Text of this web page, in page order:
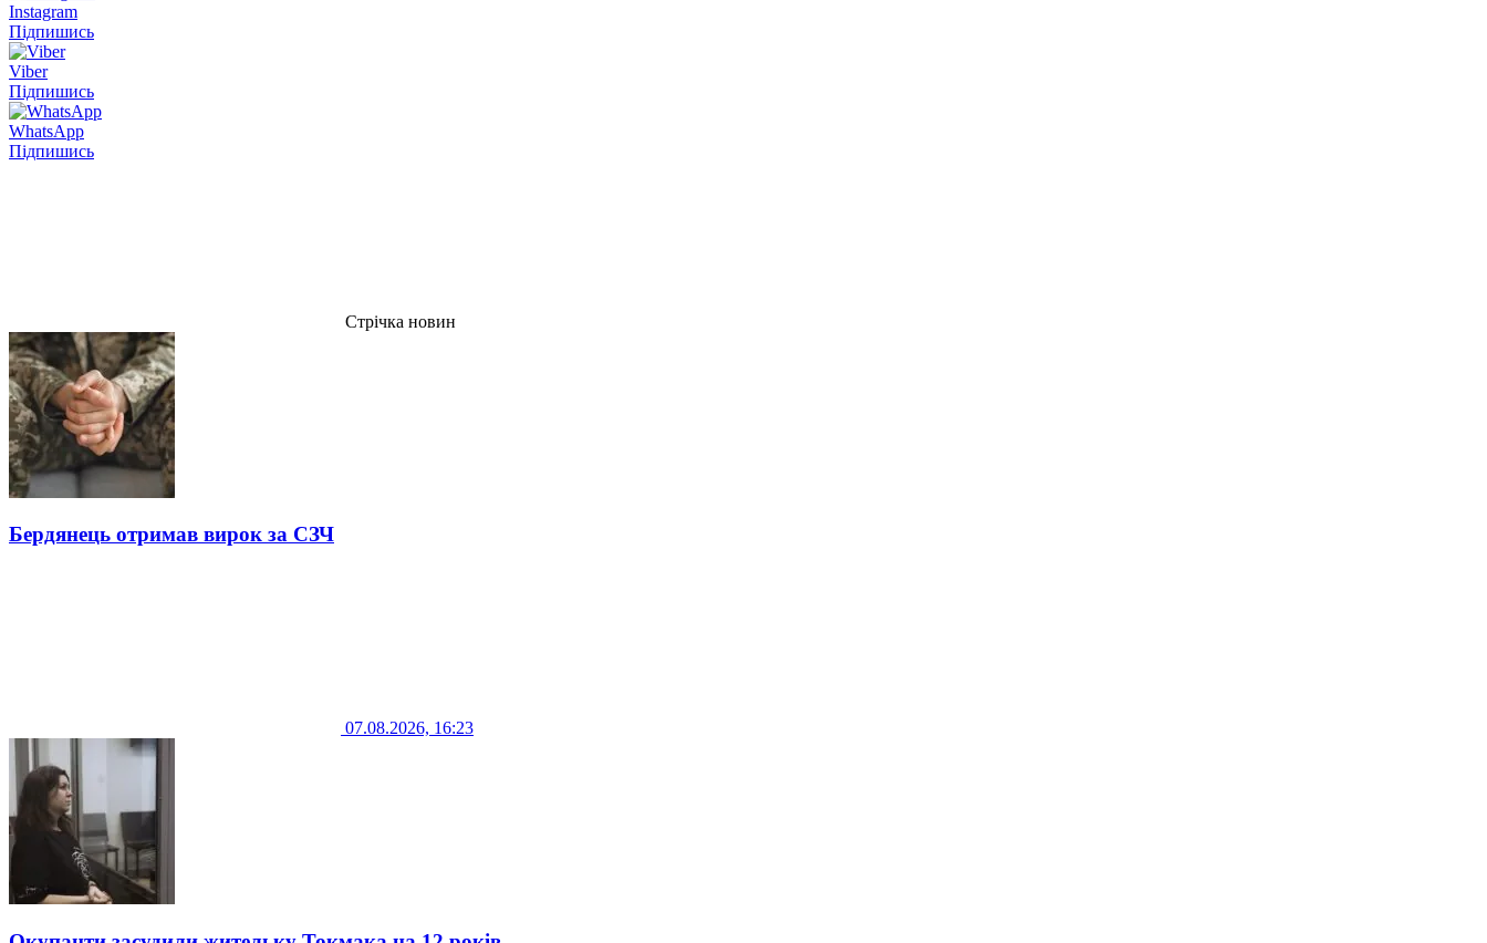
Instagram
Підпишись
Viber
Підпишись
WhatsApp
Підпишись
Стрічка новин
Бердянець отримав вирок за СЗЧ
07.08.2026, 16:23